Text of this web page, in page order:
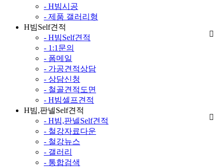
- H빔시공
- 제품 갤러리형
H빔Self견적
- H빔Self견적
- 1:1문의
- 폼메일
- 가공견적상담
- 상담신청
- 철골견적도면
- H빔셀프견적
H빔,판넬Self견적
- H빔,판넬Self견적
- 철강자료다운
- 철강뉴스
- 갤러리
- 통합검색